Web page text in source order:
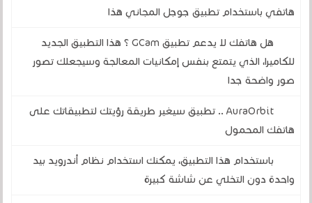
هاتفي باستخدام تطبيق جوجل المجاني هذا
هل هاتفك لا يدعم تطبيق GCam ؟ هذا التطبيق الجديد
للكاميرا، الذي يتمتع بنفس إمكانيات المعالجة وسيجعلك تصور
صور واضحة جدا
AuraOrbit .. تطبيق سيغير طريقة رؤيتك لتطبيقاتك على
هاتفك المحمول
باستخدام هذا التطبيق، يمكنك استخدام نظام أندرويد بيد
واحدة دون التخلي عن شاشة كبيرة